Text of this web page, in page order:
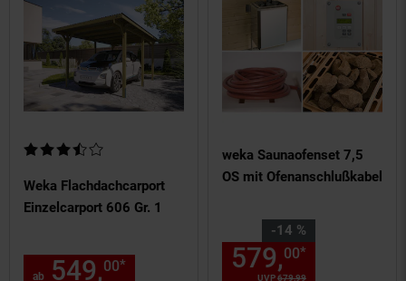
Weka Flachdachcarport
Einzelcarport 606 Gr. 1
Kundenbewertung: 3,5 von 5 Sternen
ab 549,00* € Sternchen
weka Saunaofenset 7,5
OS mit Ofenanschlußkabel
-14 %
Sie Sparen 14 Prozent,
UVP679,99
579,00*